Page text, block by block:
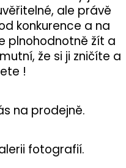
ale právě
konkurence a na
plnohodnotně žít a
že si ji zničíte a
!
na prodejně.
fotografií.